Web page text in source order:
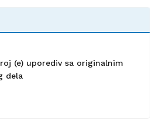
(e) uporediv sa originalnim
dela